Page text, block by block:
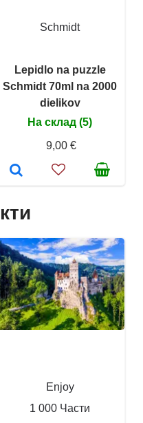
Schmidt
Lepidlo na puzzle
Schmidt 70ml na 2000
dielikov
На склад (5)
9,00 €
Enjoy
1 000 Части